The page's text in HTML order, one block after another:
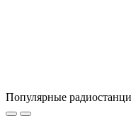
Популярные